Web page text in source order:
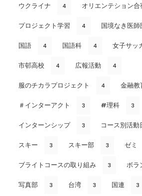
ウクライナ 4 オリエンテション合
プロジェクト学習 4 国境なき医師
国語 4 国語科 4 女子サッ
市邨高校 4 広報活動 4
服のチカラプロジェクト 4 金融教
＃インターアクト 3 #理科 3
インターンシップ 3 コース別活動
スキー 3 スキー部 3 ゼミ
ブライトコースの取り組み 3 ボラ
写真部 3 台湾 3 国連 3